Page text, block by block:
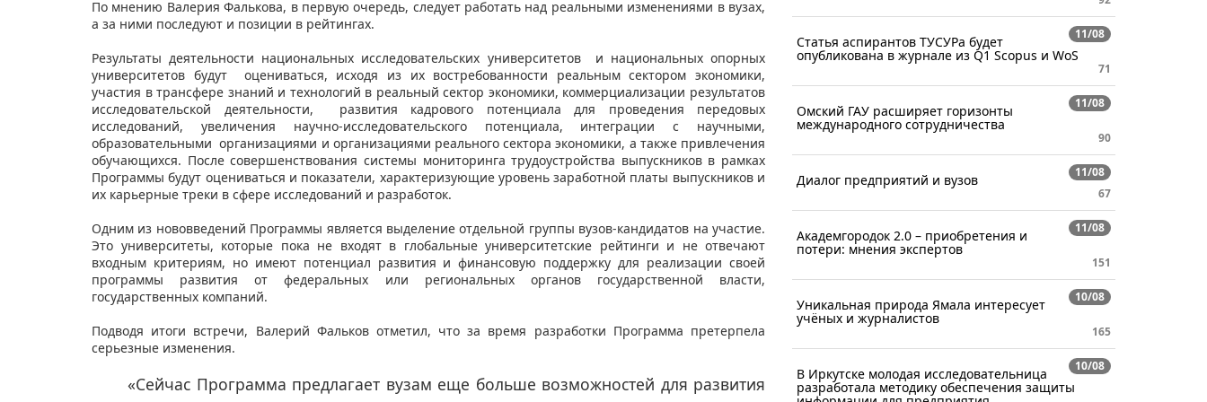
По мнению Валерия Фалькова, в первую очередь, следует работать над реальными изменениями в вузах,
а за ними последуют и позиции в рейтингах.
Результаты деятельности национальных исследовательских университетов и национальных опорных
университетов будут оцениваться, исходя из их востребованности реальным сектором экономики,
участия в трансфере знаний и технологий в реальный сектор экономики, коммерциализации результатов
исследовательской деятельности, развития кадрового потенциала для проведения передовых
исследований, увеличения научно-исследовательского потенциала, интеграции с научными,
образовательными организациями и организациями реального сектора экономики, а также привлечения
обучающихся. После совершенствования системы мониторинга трудоустройства выпускников в рамках
Программы будут оцениваться и показатели, характеризующие уровень заработной платы выпускников и
их карьерные треки в сфере исследований и разработок.
Одним из нововведений Программы является выделение отдельной группы вузов-кандидатов на участие.
Это университеты, которые пока не входят в глобальные университетские рейтинги и не отвечают
входным критериям, но имеют потенциал развития и финансовую поддержку для реализации своей
программы развития от федеральных или региональных органов государственной власти,
государственных компаний.
Подводя итоги встречи, Валерий Фальков отметил, что за время разработки Программа претерпела
серьезные изменения.
«Сейчас Программа предлагает вузам еще больше возможностей для развития
11/08
Статья аспирантов ТУСУРа будет
опубликована в журнале из Q1 Scopus и WoS
71
11/08
Омский ГАУ расширяет горизонты
международного сотрудничества
90
11/08
Диалог предприятий и вузов
67
11/08
Академгородок 2.0 – приобретения и
потери: мнения экспертов
151
10/08
Уникальная природа Ямала интересует
учёных и журналистов
165
10/08
В Иркутске молодая исследовательница
разработала методику обеспечения защиты